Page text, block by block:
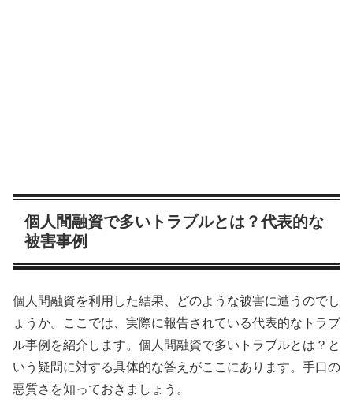
個人間融資で多いトラブルとは？代表的な
被害事例
個人間融資を利用した結果、どのような被害に遭うのでし
ょうか。ここでは、実際に報告されている代表的なトラブ
ル事例を紹介します。個人間融資で多いトラブルとは？と
いう疑問に対する具体的な答えがここにあります。手口の
悪質さを知っておきましょう。